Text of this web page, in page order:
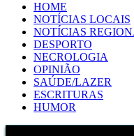
HOME
NOTÍCIAS LOCAIS
NOTÍCIAS
DESPORTO
NECROLOGIA
OPINIÃO
SAÚDE/LAZER
ESCRITURAS
HUMOR